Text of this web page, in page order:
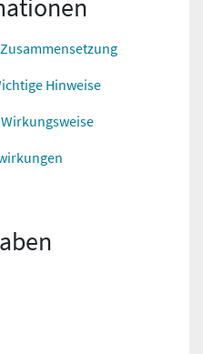
Zusammensetzung
Hinweise
Wirkungsweise